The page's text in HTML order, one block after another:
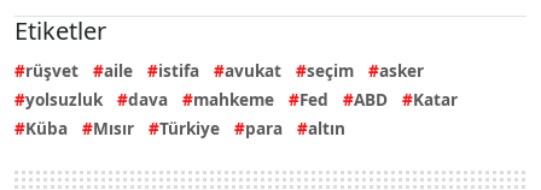
Etiketler
rüşvet aile istifa avukat seçim
asker
yolsuzluk
dava mahkeme Fed ABD
Katar
Küba
Mısır Türkiye para altın